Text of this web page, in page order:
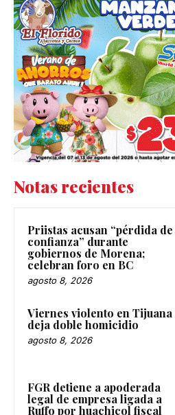
Notas recientes
Priistas acusan “pérdida de
confianza” durante
gobiernos de Morena;
celebran foro en BC
agosto 8, 2026
Viernes violento en Tijuana
deja doble homicidio
agosto 8, 2026
FGR detiene a apoderada
legal de empresa ligada a
Ruffo por huachicol fiscal